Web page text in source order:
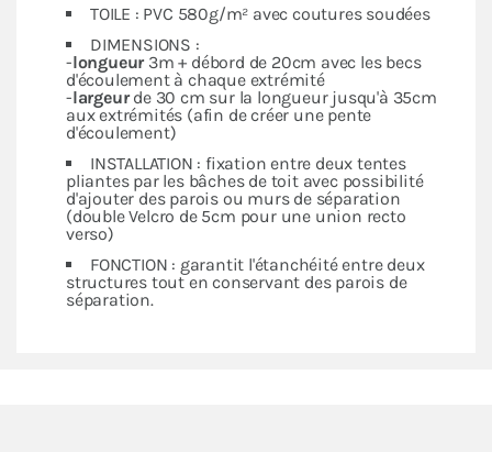
TOILE : PVC 580g/m² avec coutures soudées
DIMENSIONS :
-longueur3m + débord de 20cm avec les becs
d'écoulement à chaque extrémité
-largeurde 30 cm sur la longueur jusqu'à 35cm
aux extrémités (afin de créer une pente
d'écoulement)
INSTALLATION : fixation entre deux tentes
pliantes par les bâches de toit avec possibilité
d'ajouter des parois ou murs de séparation
(double Velcro de 5cm pour une union recto
verso)
FONCTION : garantit l'étanchéité entre deux
structures tout en conservant des parois de
séparation.